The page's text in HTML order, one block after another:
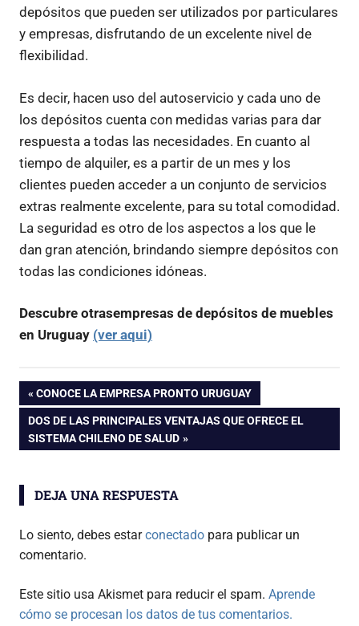
depósitos que pueden ser utilizados por particulares
y empresas, disfrutando de un excelente nivel de
flexibilidad.
Es decir, hacen uso del autoservicio y cada uno de
los depósitos cuenta con medidas varias para dar
respuesta a todas las necesidades. En cuanto al
tiempo de alquiler, es a partir de un mes y los
clientes pueden acceder a un conjunto de servicios
extras realmente excelente, para su total comodidad.
La seguridad es otro de los aspectos a los que le
dan gran atención, brindando siempre depósitos con
todas las condiciones idóneas.
Descubre otrasempresas de depósitos de muebles
en Uruguay (ver aqui)
Navegación
de
ENTRADA
ANTERIOR:
CONOCE LA EMPRESA PRONTO URUGUAY
ENTRADA
SIGUIENTE:
DOS DE LAS PRINCIPALES VENTAJAS QUE OFRECE EL
SISTEMA CHILENO DE SALUD
DEJA UNA RESPUESTA
Lo siento, debes estarconectado para publicar un
comentario.
Este sitio usa Akismet para reducir el spam. Aprende
cómo se procesan los datos de tus comentarios.